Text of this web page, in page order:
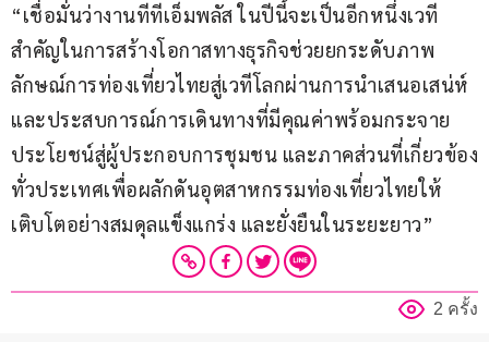
“เชื่อมั่นว่างานทีทีเอ็มพลัส ในปีนี้จะเป็นอีกหนึ่งเวที
สำคัญในการสร้างโอกาสทางธุรกิจช่วยยกระดับภาพ
ลักษณ์การท่องเที่ยวไทยสู่เวทีโลกผ่านการนำเสนอเสน่ห์
และประสบการณ์การเดินทางที่มีคุณค่าพร้อมกระจาย
ประโยชน์สู่ผู้ประกอบการชุมชน และภาคส่วนที่เกี่ยวข้อง
ทั่วประเทศเพื่อผลักดันอุตสาหกรรมท่องเที่ยวไทยให้
เติบโตอย่างสมดุลแข็งแกร่ง และยั่งยืนในระยะยาว”
2 ครั้ง